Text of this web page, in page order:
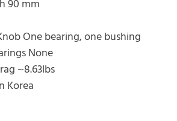
90 mm
One bearing, one bushing
None
~8.63lbs
Korea